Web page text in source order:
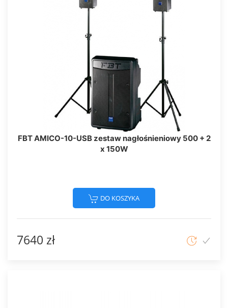
FBT AMICO-10-USB zestaw nagłośnieniowy 500 + 2
x 150W
DO KOSZYKA
7640 zł